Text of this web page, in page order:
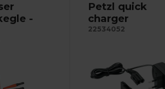
-
Petzl quick
charger
22534052